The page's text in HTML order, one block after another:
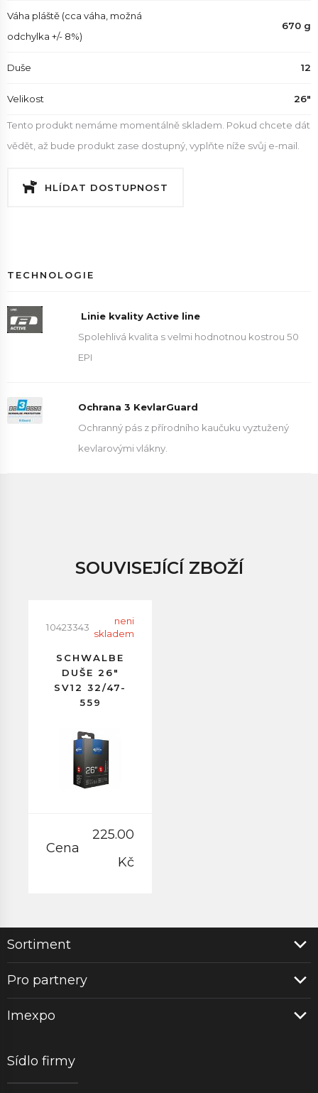
Váha pláště (cca váha, možná
odchylka +/- 8%)
670 g
Duše 12
Velikost 26"
Tento produkt nemáme momentálně skladem. Pokud chcete dát
vědět, až bude produkt zase dostupný, vyplňte níže svůj e-mail.
HLÍDAT DOSTUPNOST
TECHNOLOGIE
Linie kvality Active line
Spolehlivá kvalita s velmi hodnotnou kostrou 50
EPI
Ochrana 3 KevlarGuard
Ochranný pás z přírodního kaučuku vyztužený
kevlarovými vlákny.
SOUVISEJÍCÍ ZBOŽÍ
10423343
neni
skladem
SCHWALBE
DUŠE 26"
SV12 32/47-
559
VENTILEK
40MM
Cena
225.00
Kč
Sortiment
Pro partnery
Imexpo
Sídlo firmy